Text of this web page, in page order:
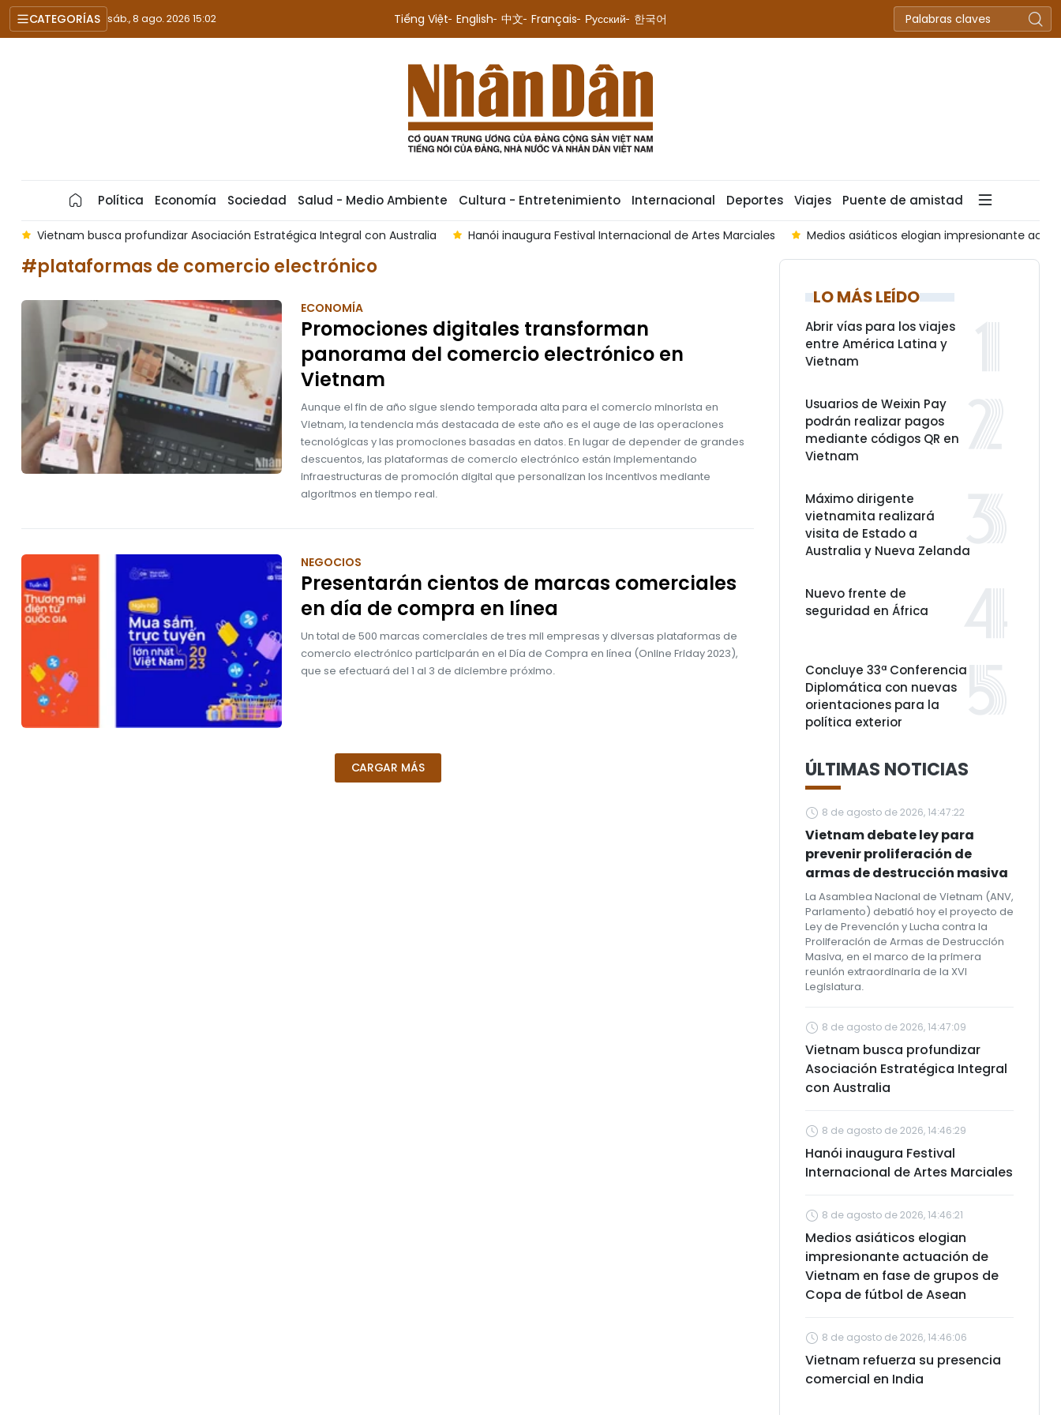
CATEGORÍAS sáb., 8 ago. 2026 15:02 Tiếng Việt English 中文 Français Русский 한국어
Política Economía Sociedad Salud - Medio Ambiente Cultura - Entretenimiento Internacional Deportes Viajes Puente de amistad
Vietnam busca profundizar Asociación Estratégica Integral con Australia Hanói inaugura Festival Internacional de Artes Marciales Medios asiáticos elogian impresionante
#plataformas de comercio electrónico
ECONOMÍA
Promociones digitales transforman
panorama del comercio electrónico en
Vietnam
Aunque el fin de año sigue siendo temporada alta para el comercio minorista en
Vietnam, la tendencia más destacada de este año es el auge de las operaciones
tecnológicas y las promociones basadas en datos. En lugar de depender de grandes
descuentos, las plataformas de comercio electrónico están implementando
infraestructuras de promoción digital que personalizan los incentivos mediante
algoritmos en tiempo real.
NEGOCIOS
Presentarán cientos de marcas comerciales
en día de compra en línea
Un total de 500 marcas comerciales de tres mil empresas y diversas plataformas de
comercio electrónico participarán en el Día de Compra en línea (Online Friday 2023),
que se efectuará del 1 al 3 de diciembre próximo.
CARGAR MÁS
LO MÁS LEÍDO
Abrir vías para los viajes
entre América Latina y
Vietnam
Usuarios de Weixin Pay
podrán realizar pagos
mediante códigos QR en
Vietnam
Máximo dirigente
vietnamita realizará
visita de Estado a
Australia y Nueva Zelanda
Nuevo frente de
seguridad en África
Concluye 33ª Conferencia
Diplomática con nuevas
orientaciones para la
política exterior
ÚLTIMAS NOTICIAS
8 de agosto de 2026, 14:47:22
Vietnam debate ley para
prevenir proliferación de
armas de destrucción masiva
La Asamblea Nacional de Vietnam (ANV,
Parlamento) debatió hoy el proyecto de
Ley de Prevención y Lucha contra la
Proliferación de Armas de Destrucción
Masiva, en el marco de la primera
reunión extraordinaria de la XVI
Legislatura.
8 de agosto de 2026, 14:47:09
Vietnam busca profundizar
Asociación Estratégica Integral
con Australia
8 de agosto de 2026, 14:46:29
Hanói inaugura Festival
Internacional de Artes Marciales
8 de agosto de 2026, 14:46:21
Medios asiáticos elogian
impresionante actuación de
Vietnam en fase de grupos de
Copa de fútbol de Asean
8 de agosto de 2026, 14:46:06
Vietnam refuerza su presencia
comercial en India